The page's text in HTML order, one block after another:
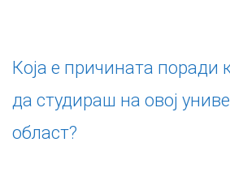
Која е причината поради
да студираш на овој
област?